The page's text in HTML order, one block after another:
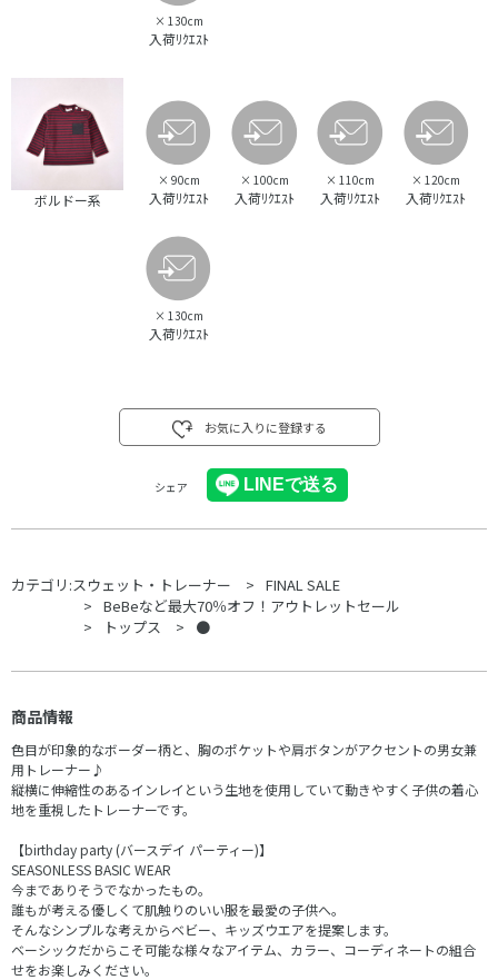
× 130cm
入荷ﾘｸｴｽﾄ
ボルドー系
× 90cm
入荷ﾘｸｴｽﾄ
× 100cm
入荷ﾘｸｴｽﾄ
× 110cm
入荷ﾘｸｴｽﾄ
× 120cm
入荷ﾘｸｴｽﾄ
× 130cm
入荷ﾘｸｴｽﾄ
お気に入りに登録する
シェア
カテゴリ:スウェット・トレーナー
FINAL SALE
BeBeなど最大70％オフ！アウトレットセール
トップス
●
商品情報
色目が印象的なボーダー柄と、胸のポケットや肩ボタンがアクセントの男女兼
用トレーナー♪
縦横に伸縮性のあるインレイという生地を使用していて動きやすく子供の着心
地を重視したトレーナーです。
【birthday party (バースデイ パーティー)】
SEASONLESS BASIC WEAR
今までありそうでなかったもの。
誰もが考える優しくて肌触りのいい服を最愛の子供へ。
そんなシンプルな考えからベビー、キッズウエアを提案します。
ベーシックだからこそ可能な様々なアイテム、カラー、コーディネートの組合
せをお楽しみください。